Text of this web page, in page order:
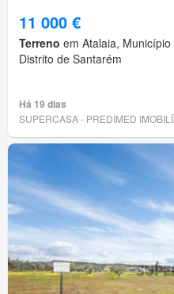
11 000 €
Terreno em Atalaia,
Distrito de Santarém
Há 19 dias
SUPERCASA - PREDIMED